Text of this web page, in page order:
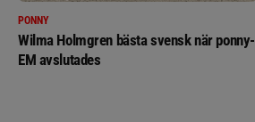
PONNY
Wilma Holmgren bästa svensk när ponny-
EM avslutades